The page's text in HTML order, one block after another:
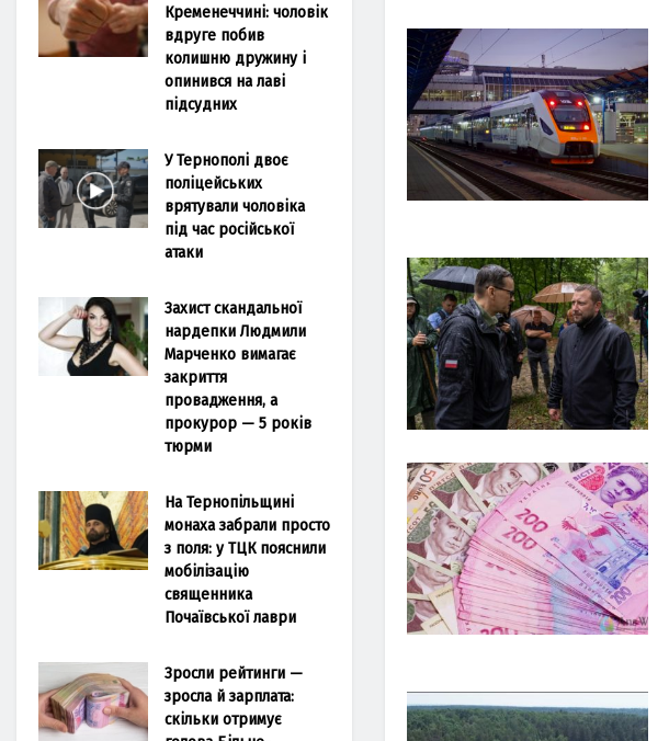
Кременеччині: чоловік
вдруге побив
колишню дружину і
опинився на лаві
підсудних
У Тернополі двоє
поліцейських
врятували чоловіка
під час російської
атаки
Захист скандальної
нардепки Людмили
Марченко вимагає
закриття
провадження, а
прокурор — 5 років
тюрми
На Тернопільщині
монаха забрали просто
з поля: у ТЦК пояснили
мобілізацію
священника
Почаївської лаври
Зросли рейтинги —
зросла й зарплата:
скільки отримує